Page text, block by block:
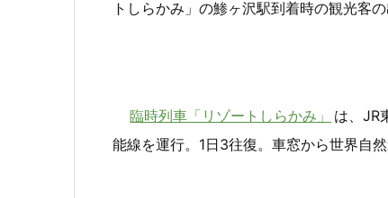
トしらかみ」の鯵ヶ沢駅到着時の観光客
臨時列車「リゾートしらかみ」
は、JR
能線を運行。1日3往復。車窓から世界自